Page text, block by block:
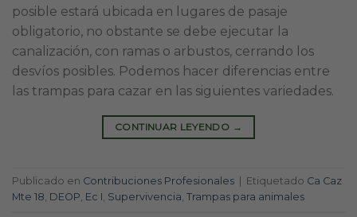
posible estará ubicada en lugares de pasaje
obligatorio, no obstante se debe ejecutar la
canalización, con ramas o arbustos, cerrando los
desvíos posibles. Podemos hacer diferencias entre
las trampas para cazar en las siguientes variedades.
CONTINUAR LEYENDO →
Publicado en Contribuciones Profesionales Etiquetado Ca Caz
Mte 18, DEOP, Ec I, Supervivencia, Trampas para animales